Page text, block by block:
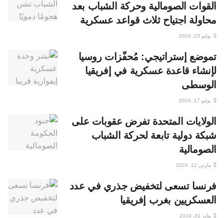
القوات الصومالية وحركة الشباب بعد
محاولة اجتياح ثلاث قواعد عسكرية
يوليو 23, 2024
تموضع إستراتيجي: مُحفّزات روسيا
لإنشاء قاعدة عسكرية في إفريقيا
الوسطى
يوليو 17, 2024
الولايات المتحدة تفرض عقوبات على
شبكة دولية تابعة لحركة الشباب
الصومالية
مارس 12, 2024
فرنسا تسعى لتخفيض جذري في عدد
العسكريين بغرب إفريقيا
يناير 31, 2024